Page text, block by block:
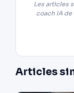
Les articles
coach IA
Articles